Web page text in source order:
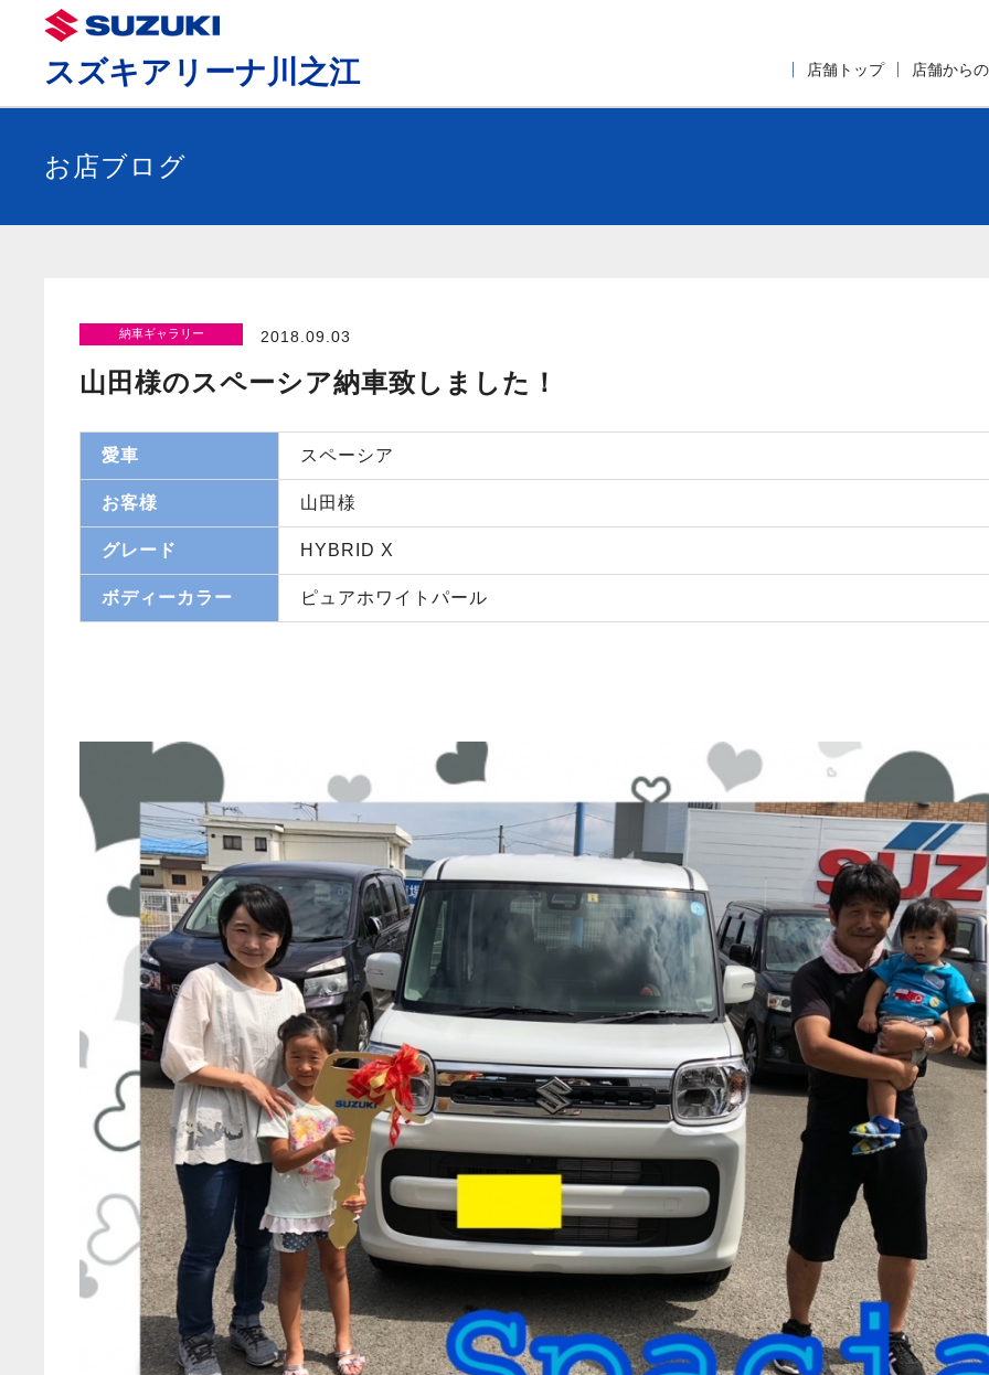
スズキアリーナ川之江 店舗トップ 店舗から
お店ブログ
納車ギャラリー 2018.09.03
山田様のスペーシア納車致しました！
愛車 スペーシア
お客様 山田様
グレード HYBRID X
ボディーカラー ピュアホワイトパール